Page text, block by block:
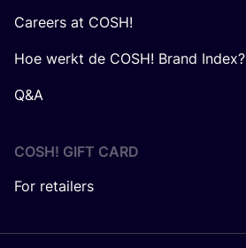
Careers at COSH!
Hoe werkt de COSH! Brand Index?
Q&A
COSH! GIFT CARD
For retailers